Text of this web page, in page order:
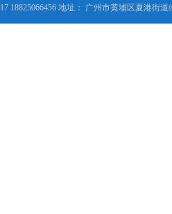
18825066456 地址： 广州市黄埔区夏港街